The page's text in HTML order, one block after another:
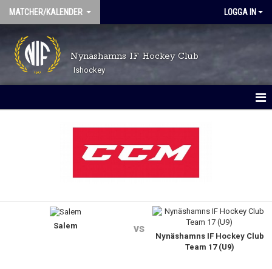
MATCHER/KALENDER LOGGA IN
Nynäshamns IF Hockey Club
Ishockey
Salem vs
Nynäshamns IF Hockey Club
Team 17 (U9)